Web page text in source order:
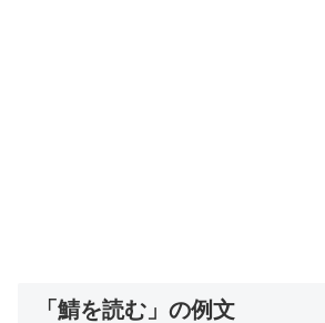
「鯖を読む」の例文